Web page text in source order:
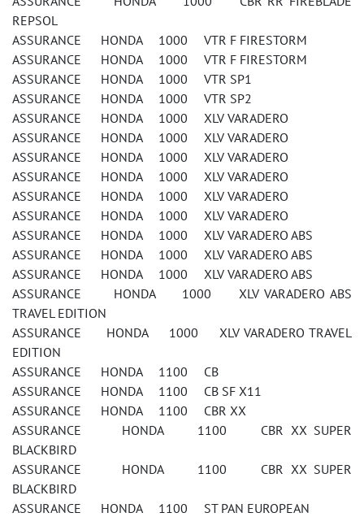
REPSOL
ASSURANCE HONDA 1000 VTR F FIRESTORM
ASSURANCE HONDA 1000 VTR F FIRESTORM
ASSURANCE HONDA 1000 VTR SP1
ASSURANCE HONDA 1000 VTR SP2
ASSURANCE HONDA 1000 XLV VARADERO
ASSURANCE HONDA 1000 XLV VARADERO
ASSURANCE HONDA 1000 XLV VARADERO
ASSURANCE HONDA 1000 XLV VARADERO
ASSURANCE HONDA 1000 XLV VARADERO
ASSURANCE HONDA 1000 XLV VARADERO
ASSURANCE HONDA 1000 XLV VARADERO ABS
ASSURANCE HONDA 1000 XLV VARADERO ABS
ASSURANCE HONDA 1000 XLV VARADERO ABS
ASSURANCE HONDA 1000 XLV VARADERO ABS
TRAVEL EDITION
ASSURANCE HONDA 1000 XLV VARADERO TRAVEL
EDITION
ASSURANCE HONDA 1100 CB
ASSURANCE HONDA 1100 CB SF X11
ASSURANCE HONDA 1100 CBR XX
ASSURANCE HONDA 1100 CBR XX SUPER
BLACKBIRD
ASSURANCE HONDA 1100 CBR XX SUPER
BLACKBIRD
ASSURANCE HONDA 1100 ST PAN EUROPEAN